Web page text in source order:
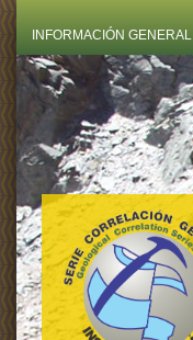
INFORMACIÓN GENERAL